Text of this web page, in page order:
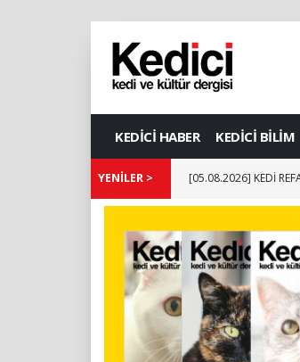
KEDİCİ HABER KEDİCİ BİLİM
YENİLER > [05.08.2026] KEDİ